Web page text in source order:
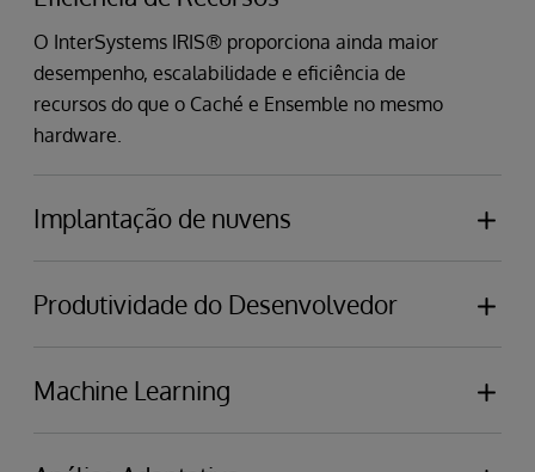
O InterSystems IRIS® proporciona ainda maior
desempenho, escalabilidade e eficiência de
recursos do que o Caché e Ensemble no mesmo
hardware.
Implantação de nuvens
Agora, com o InterSystems IRIS, pode facilmente
implementar, configurar e gerir as suas aplicações
híbridos.
Produtividade do Desenvolvedor
O InterSystems IRIS torna os desenvolvedores de
aplicações ainda mais produtivos com suporte
integrado ao VS Code IDE, e suporte a uma gama
Machine Learning
O IntegratedML® é uma nova capacidade dentro